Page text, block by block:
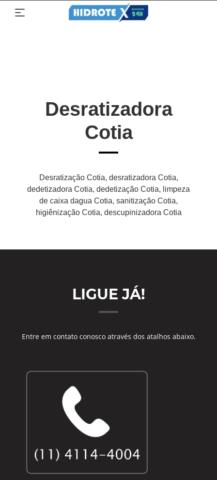
Desratizadora
Cotia
Desratização Cotia, desratizadora Cotia,
dedetizadora Cotia, dedetização Cotia, limpeza
de caixa dagua Cotia, sanitização Cotia,
higiênização Cotia, descupinizadora Cotia
LIGUE JÁ!
Entre em contato conosco através dos atalhos abaixo.